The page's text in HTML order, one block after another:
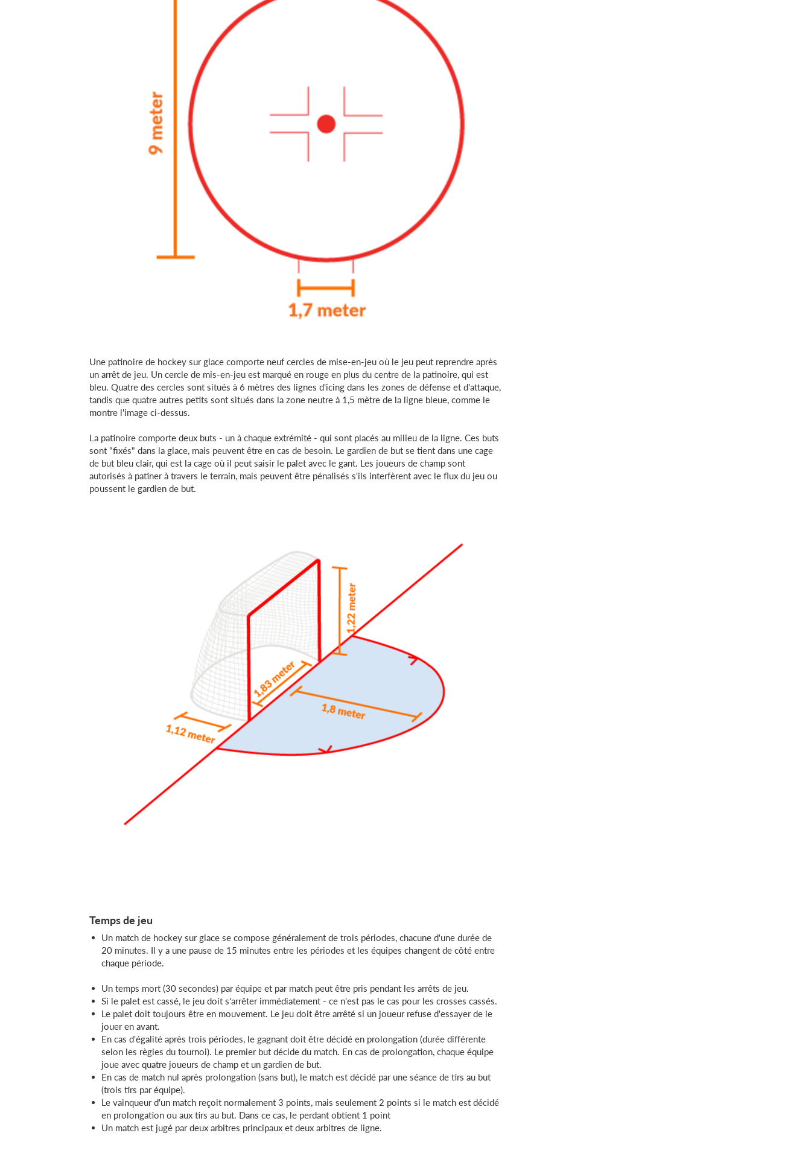
Une patinoire de hockey sur glace comporte neuf cercles de mise-en-jeu où le jeu peut reprendre après
un arrêt de jeu. Un cercle de mis-en-jeu est marqué en rouge en plus du centre de la patinoire, qui est
bleu. Quatre des cercles sont situés à 6 mètres des lignes d'icing dans les zones de défense et d'attaque,
tandis que quatre autres petits sont situés dans la zone neutre à 1,5 mètre de la ligne bleue, comme le
montre l'image ci-dessus.
La patinoire comporte deux buts - un à chaque extrémité - qui sont placés au milieu de la ligne. Ces buts
sont "fixés" dans la glace, mais peuvent être en cas de besoin. Le gardien de but se tient dans une cage
de but bleu clair, qui est la cage où il peut saisir le palet avec le gant. Les joueurs de champ sont
autorisés à patiner à travers le terrain, mais peuvent être pénalisés s'ils interfèrent avec le flux du jeu ou
poussent le gardien de but.
Temps de jeu
Un match de hockey sur glace se compose généralement de trois périodes, chacune d'une durée de
20 minutes. Il y a une pause de 15 minutes entre les périodes et les équipes changent de côté entre
chaque période.
Un temps mort (30 secondes) par équipe et par match peut être pris pendant les arrêts de jeu.
Si le palet est cassé, le jeu doit s'arrêter immédiatement - ce n'est pas le cas pour les crosses cassés.
Le palet doit toujours être en mouvement. Le jeu doit être arrêté si un joueur refuse d'essayer de le
jouer en avant.
En cas d'égalité après trois périodes, le gagnant doit être décidé en prolongation (durée différente
selon les règles du tournoi). Le premier but décide du match. En cas de prolongation, chaque équipe
joue avec quatre joueurs de champ et un gardien de but.
En cas de match nul après prolongation (sans but), le match est décidé par une séance de tirs au but
(trois tirs par équipe).
Le vainqueur d'un match reçoit normalement 3 points, mais seulement 2 points si le match est décidé
en prolongation ou aux tirs au but. Dans ce cas, le perdant obtient 1 point
Un match est jugé par deux arbitres principaux et deux arbitres de ligne.